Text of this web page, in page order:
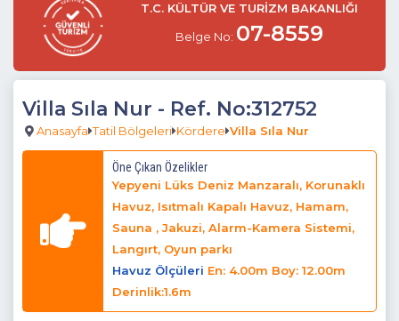
T.C. KÜLTÜR VE TURİZM BAKANLIĞI
Belge No: 07-8559
Villa Sıla Nur - Ref. No:312752
Anasayfa Tatil Bölgeleri Kördere Villa Sıla Nur
Öne Çıkan Özelikler
Yepyeni Lüks Deniz Manzaralı, Korunaklı
Havuz, Isıtmalı Kapalı Havuz, Hamam,
Sauna , Jakuzi, Alarm-Kamera Sistemi,
Langırt, Oyun parkı
Havuz Ölçüleri En: 4.00m Boy: 12.00m
Derinlik:1.6m